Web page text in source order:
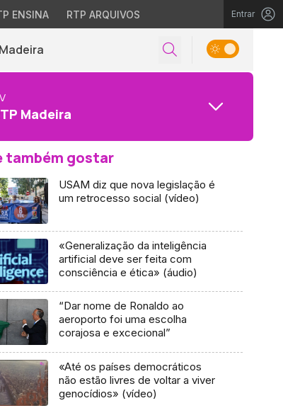
ENSINA RTP ARQUIVOS Entrar
Madeira
também gostar
USAM diz que nova legislação é
um retrocesso social (vídeo)
«Generalização da inteligência
artificial deve ser feita com
consciência e ética» (áudio)
“Dar nome de Ronaldo ao
aeroporto foi uma escolha
corajosa e excecional”
«Até os países democráticos
não estão livres de voltar a viver
genocídios» (vídeo)